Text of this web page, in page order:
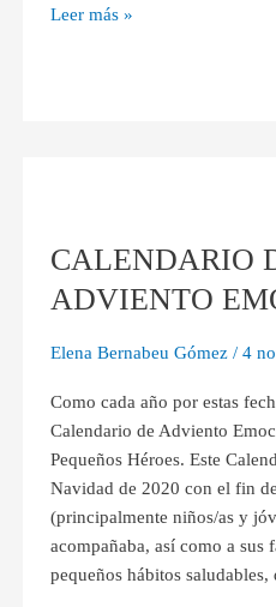
Leer más »
CALENDARIO
ADVIENTO
Elena Bernabeu Gómez / 4
Como cada año por estas
Calendario de Adviento
Pequeños Héroes. Este
Navidad de 2020 con el fin
(principalmente niños/as y
acompañaba, así como a sus
pequeños hábitos saludables,
ADVIENTO